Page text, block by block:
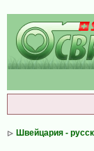
Швейцария -